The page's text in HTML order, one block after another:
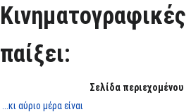
Κινηματογραφικές
παίξει:
Σελίδα περιεχομένου
...κι αύριο μέρα είναι